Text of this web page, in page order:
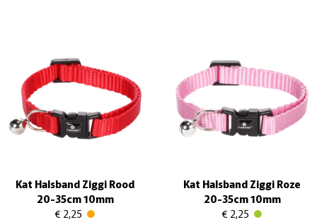
Kat Halsband Ziggi Rood
20-35cm 10mm
€ 2,25
Kat Halsband Ziggi Roze
20-35cm 10mm
€ 2,25